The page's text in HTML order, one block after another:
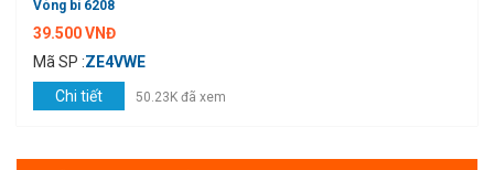
Vòng bi 6208
39.500 VNĐ
Mã SP :ZE4VWE
Chi tiết
50.23K đã xem